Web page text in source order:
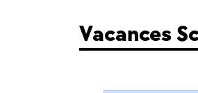
Vacances